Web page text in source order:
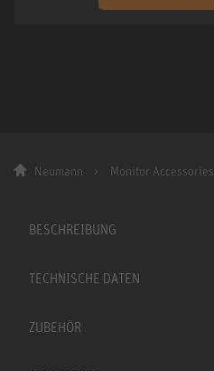
Neumann Monitor Accessories
BESCHREIBUNG
TECHNISCHE DATEN
ZUBEHÖR